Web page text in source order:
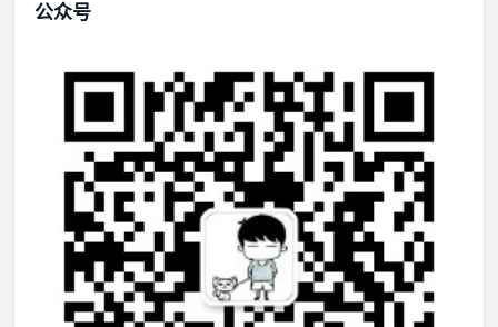
公众号